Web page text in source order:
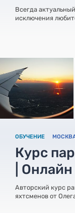
Всегда
исключения
ОБУЧЕНИЕ
Курс
| Онлайн
Авторский курс
яхтсменов от